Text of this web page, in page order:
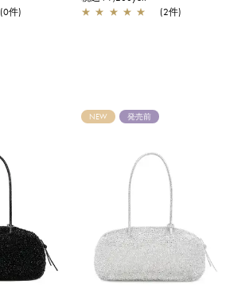
(0件)
★ ★ ★ ★ ★ (2件)
NEW 発売前